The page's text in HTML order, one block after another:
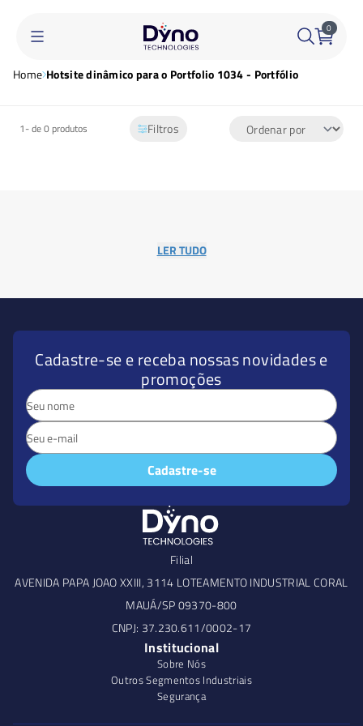
0
Home Hotsite dinâmico para o Portfolio 1034 - Portfólio
1-de 0 produtos Filtros
LER TUDO
Cadastre-se e receba nossas novidades e
promoções
Cadastre-se
Filial
AVENIDA PAPA JOAO XXIII, 3114 LOTEAMENTO INDUSTRIAL CORAL
MAUÁ/SP 09370-800
CNPJ: 37.230.611/0002-17
Institucional
Sobre Nós
Outros Segmentos Industriais
Segurança